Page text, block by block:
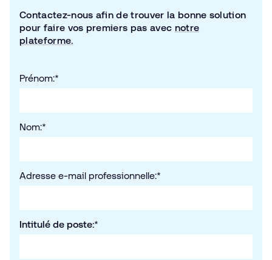
Contactez-nous afin de trouver la bonne solution
pour faire vos premiers pas avec notre
plateforme.
*
Prénom:
*
Nom:
*
Adresse e-mail professionnelle:
*
Intitulé de poste: